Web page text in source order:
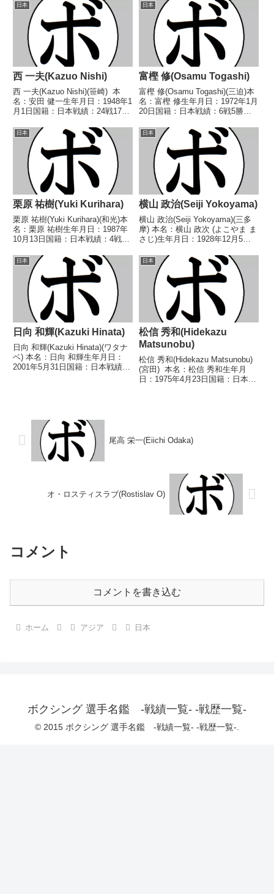
日本
西 一夫(Kazuo Nishi)
西 一夫(Kazuo Nishi)(笹崎) 本
名：安田 健一生年月日：1948年1
月1日国籍：日本戦績：24戦17勝
1965年度全日本スーパーフェザ
ー級新人王 【戦歴】
1965/07/22 ○4R判...
日本
富樫 修(Osamu Togashi)
富樫 修(Osamu Togashi)(三迫)本
名：富樫 修生年月日：1972年1月
20日国籍：日本戦績：6戦5勝
年度インターハイウェルター級優
勝(アマチュア)1989年度国体少年
の部ウェルター級優勝(...
日本
栗原 祐樹(Yuki Kurihara)
栗原 祐樹(Yuki Kurihara)(和光)本
名：栗原 祐樹生年月日：1987年
10月13日国籍：日本戦績：4戦4
2017/06/11 ●3RTKO 安藤 佳
孝(中日)2017/11/19 ●2RTKO
日本
横山 政治(Seiji Yokoyama)
横山 政治(Seiji Yokoyama)(三多
摩) 本名：横山 政次 (よこやま ま
さじ)生年月日：1928年12月5日
(5KO)16敗8分1無効試合 【獲得
タイトル】1947年度東日本フラ
イ級新人王1948年...
日本
日向 和輝(Kazuki Hinata)
日向 和輝(Kazuki Hinata)(ワタナ
ベ) 本名：日向 和輝生年月日：
2001年5月31日国籍：日本戦績：
日本
松信 秀和(Hidekazu
Matsunobu)
松信 秀和(Hidekazu Matsunobu)
(宮田) 本名：松信 秀和生年月
日：1975年4月23日国籍：日本戦
尾高 栄一(Eiichi Odaka)
オ・ロスティスラブ(Rostislav O)
コメント
コメントを書き込む
ホーム アジア 日本
ボクシング 選手名鑑 -戦績一覧- -戦歴一覧-
© 2015 ボクシング 選手名鑑 -戦績一覧- -戦歴一覧-.